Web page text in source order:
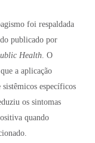
foi respaldada
publicado por
Health . O
a aplicação
específicos
os sintomas
quando